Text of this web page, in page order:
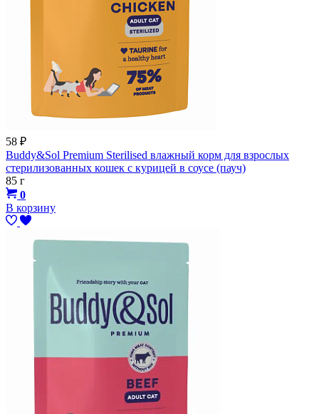
58 ₽
Buddy&Sol Premium Sterilised влажный корм для взрослых
стерилизованных кошек с курицей в соусе (пауч)
85 г
0
В корзину